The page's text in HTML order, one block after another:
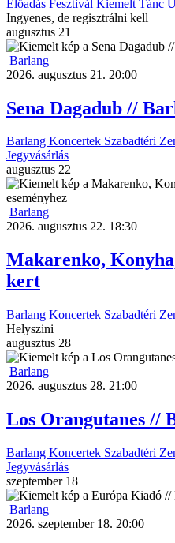
Előadás Fesztivál Kiemelt Tánc
Ingyenes, de regisztrálni kell
augusztus 21
Barlang
2026. augusztus 21. 20:00
Sena Dagadub //
Barlang Koncertek Szabadtéri
Jegyvásárlás
augusztus 22
Barlang
2026. augusztus 22. 18:30
Makarenko,
kert
Barlang Koncertek Szabadtéri
Helyszini
augusztus 28
Barlang
2026. augusztus 28. 21:00
Los Orangutanes //
Barlang Koncertek Szabadtéri
Jegyvásárlás
szeptember 18
Barlang
2026. szeptember 18. 20:00